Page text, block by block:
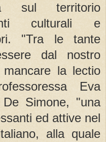
sul territorio
culturali e
"Tra le tante
dal nostro
la lectio
Eva
Simone, "una
ed attive nel
alla quale